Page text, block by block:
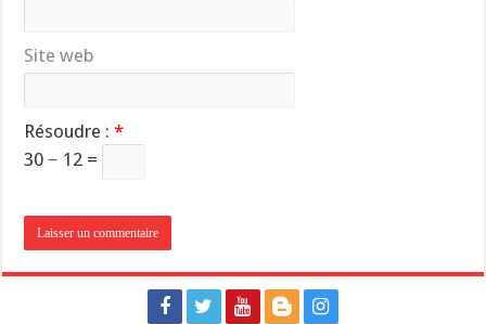
Site web
Résoudre :*
30 − 12 =